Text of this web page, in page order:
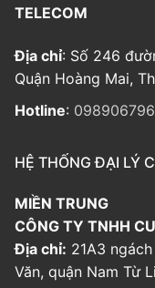
TELECOM
Địa chỉ: Số 246
Quận Hoàng Mai,
Hotline:
HỆ THỐNG ĐẠI LÝ
MIỀN TRUNG
CÔNG TY TNHH
Địa chỉ: 21A3
Văn, quận Nam Từ